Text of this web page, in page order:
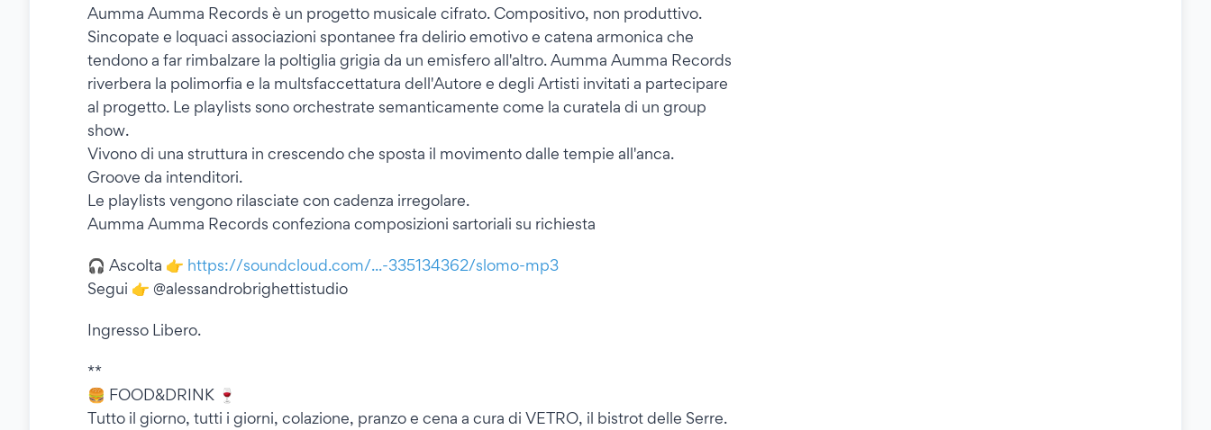
Aumma Aumma Records è un progetto musicale cifrato. Compositivo, non produttivo.
Sincopate e loquaci associazioni spontanee fra delirio emotivo e catena armonica che
tendono a far rimbalzare la poltiglia grigia da un emisfero all'altro. Aumma Aumma Records
riverbera la polimorfia e la multsfaccettatura dell'Autore e degli Artisti invitati a partecipare
al progetto. Le playlists sono orchestrate semanticamente come la curatela di un group
show.
Vivono di una struttura in crescendo che sposta il movimento dalle tempie all'anca.
Groove da intenditori.
Le playlists vengono rilasciate con cadenza irregolare.
Aumma Aumma Records confeziona composizioni sartoriali su richiesta
🎧 Ascolta 👉 https://soundcloud.com/...-335134362/slomo-mp3
Segui 👉 @alessandrobrighettistudio
Ingresso Libero.
**
🍔 FOOD&DRINK 🍷
Tutto il giorno, tutti i giorni, colazione, pranzo e cena a cura di VETRO, il bistrot delle Serre.